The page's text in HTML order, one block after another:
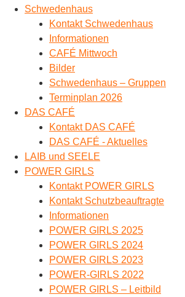
Schwedenhaus
Kontakt Schwedenhaus
Informationen
CAFÉ Mittwoch
Bilder
Schwedenhaus – Gruppen
Terminplan 2026
DAS CAFÉ
Kontakt DAS CAFÉ
DAS CAFÉ - Aktuelles
LAIB und SEELE
POWER GIRLS
Kontakt POWER GIRLS
Kontakt Schutzbeauftragte
Informationen
POWER GIRLS 2025
POWER GIRLS 2024
POWER GIRLS 2023
POWER-GIRLS 2022
POWER GIRLS – Leitbild